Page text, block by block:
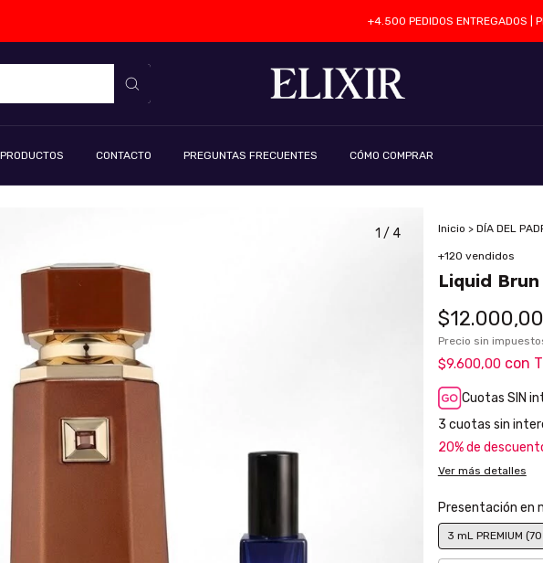
+4.500 PEDIDOS ENTREGADOS |
PRODUCTOS CONTACTO PREGUNTAS FRECUENTES CÓMO COMPRAR
1 / 4 Inicio > DÍA DEL
+120 vendidos
Liquid
$12.000,00
Precio sin
$9.600,00 con
Cuotas SIN
3 cuotas sin
20% de
Ver más detalles
Presentación en
3 mL PREMIUM